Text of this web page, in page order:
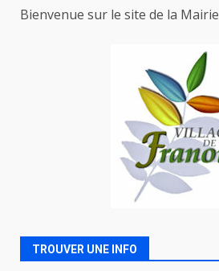
Bienvenue sur le site de la Mairie
TROUVER UNE INFO